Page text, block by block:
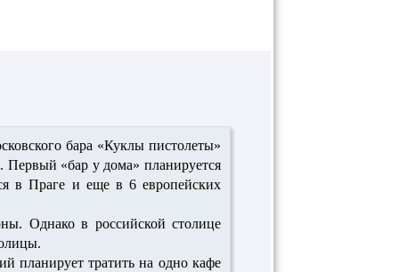
бара «Куклы пистолеты»
Первый «бар у дома» планируется
в Праге и еще в 6 европейских
Однако в российской столице
планирует тратить на одно кафе